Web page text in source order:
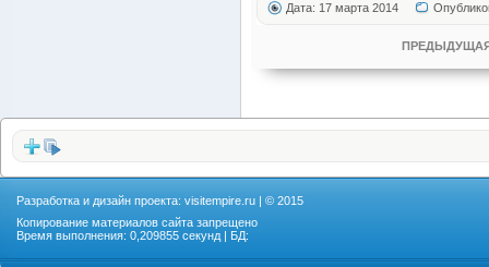
Дата: 17 марта 2014
Разработка и дизайн проекта: visitempire.ru | © 2015
Копирование материалов сайта запрещено
Время выполнения: 0,209855 секунд | БД: